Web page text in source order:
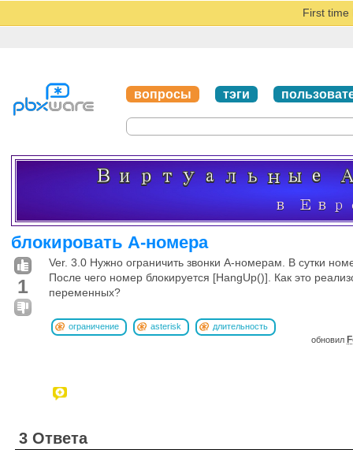
First time
вопросы тэги
блокировать А-номера
1
Ver. 3.0 Нужно ограничить звонки А-номерам. В сутки
После чего номер блокируется [HangUp()]. Как это
переменных?
ограничение asterisk
длительность
обновил
3 Ответа